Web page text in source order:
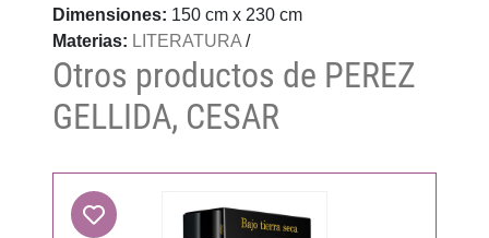
Dimensiones: 150 cm x 230 cm
Materias: LITERATURA /
Otros productos de PEREZ
GELLIDA, CESAR